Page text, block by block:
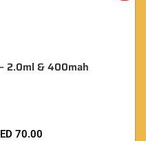
2.0ml & 400mah
70.00